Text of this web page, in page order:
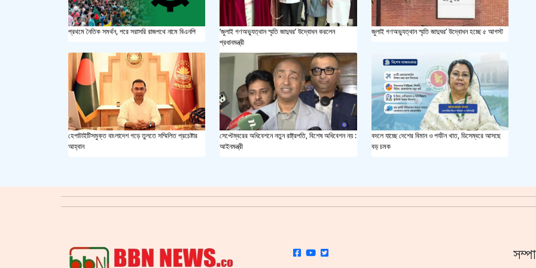
প্রথমে নৈতিক সমর্থন, পরে সরাসরি রাজপথে নামে বিএনপি
‘জুলাই গণঅভ্যুত্থান স্মৃতি জাদুঘর’ উদ্বোধন করলেন
প্রধানমন্ত্রী
জুলাই গণঅভ্যুত্থান স্মৃতি জাদুঘর’ উদ্বোধন হচ্ছে ৫ আগস্ট
হেপাটাইটিসমুক্ত বাংলাদেশ গড়ে তুলতে সম্মিলিত প্রচেষ্টার
আহ্বান
সেপ্টেম্বরের অধিবেশনে নতুন রাষ্ট্রপতি, বিশেষ অধিবেশন নয় :
আইনমন্ত্রী
বদলে যাচ্ছে দেশের বিমান ও পর্যটন খাত, ডিসেম্বরে আসছে
বড় চমক